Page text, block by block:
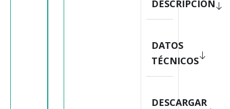
DESCRIPCIÓN
DATOS
TÉCNICOS
DESCARGAR